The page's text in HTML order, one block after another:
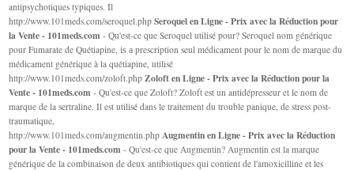
antipsychotiques typiques. Il
http://www.101meds.com/seroquel.phpSeroquel en Ligne - Prix avec la Réduction pour
la Vente - 101meds.com - Qu'est-ce que Seroquel utilisé pour? Seroquel nom générique
pour Fumarate de Quétiapine, іѕ а prescription seul médicament pour le nom de marque du
médicament générique à la quétiapine, utilisé
http://www.101meds.com/zoloft.phpZoloft en Ligne - Prix avec la Réduction pour la
Vente - 101meds.com - Qu'est-ce que Zoloft? Zoloft est un antidépresseur et le nom de
marque de la sertraline. Il est utilisé dans le traitement du trouble panique, de stress post-
traumatique,
http://www.101meds.com/augmentin.phpAugmentin en Ligne - Prix avec la Réduction
pour la Vente - 101meds.com - Qu'est-ce que Augmentin? Augmentin est la marque
générique de la combinaison de deux antibiotiques qui contient de l'amoxicilline et les